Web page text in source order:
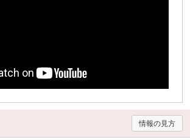
情報の見方